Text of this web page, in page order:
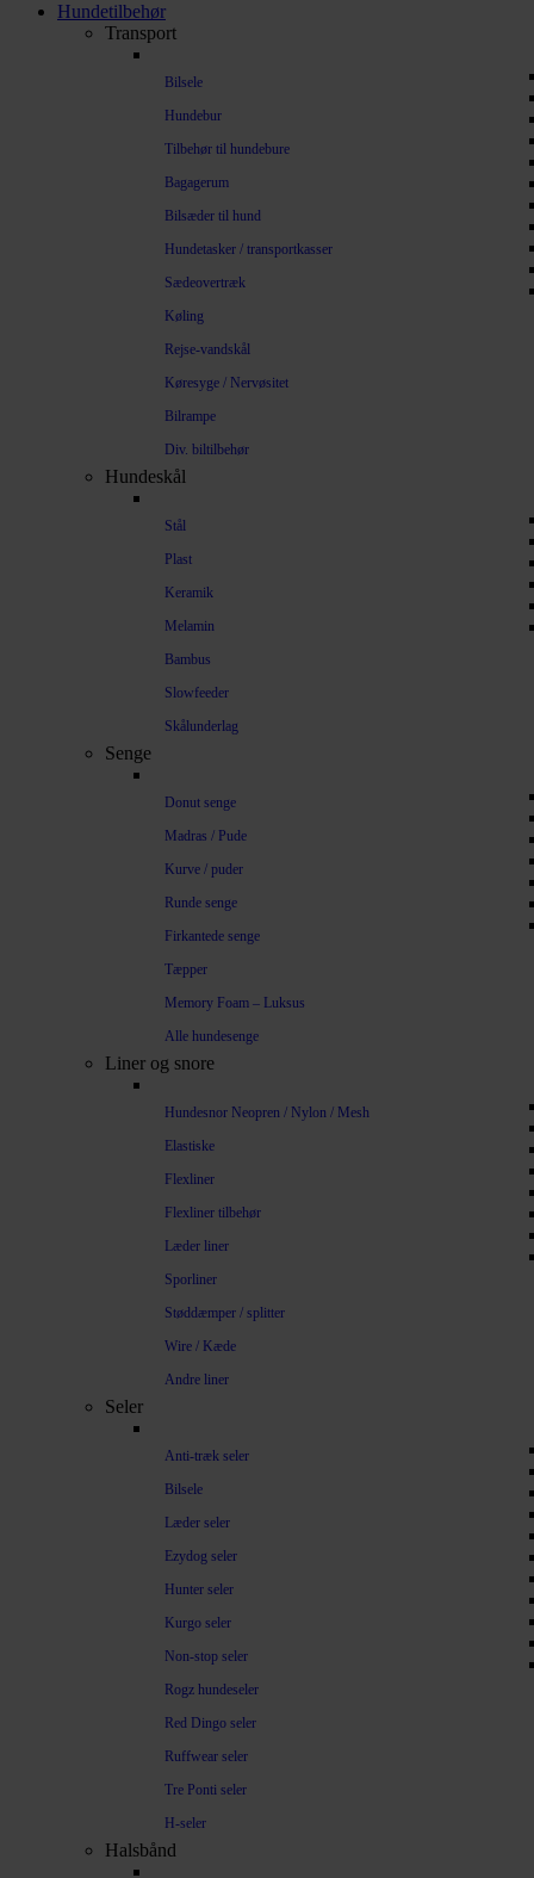
Hundetilbehør
Transport
Bilsele
Hundebur
Tilbehør til hundebure
Bagagerum
Bilsæder til hund
Hundetasker / transportkasser
Sædeovertræk
Køling
Rejse-vandskål
Køresyge / Nervøsitet
Bilrampe
Div. biltilbehør
Hundeskål
Stål
Plast
Keramik
Melamin
Bambus
Slowfeeder
Skålunderlag
Senge
Donut senge
Madras / Pude
Kurve / puder
Runde senge
Firkantede senge
Tæpper
Memory Foam – Luksus
Alle hundesenge
Liner og snore
Hundesnor Neopren / Nylon / Mesh
Elastiske
Flexliner
Flexliner tilbehør
Læder liner
Sporliner
Støddæmper / splitter
Wire / Kæde
Andre liner
Seler
Anti-træk seler
Bilsele
Læder seler
Ezydog seler
Hunter seler
Kurgo seler
Non-stop seler
Rogz hundeseler
Red Dingo seler
Ruffwear seler
Tre Ponti seler
H-seler
Halsbånd